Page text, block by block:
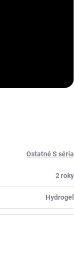
Ostatné S séria
2 roky
Hydrogel